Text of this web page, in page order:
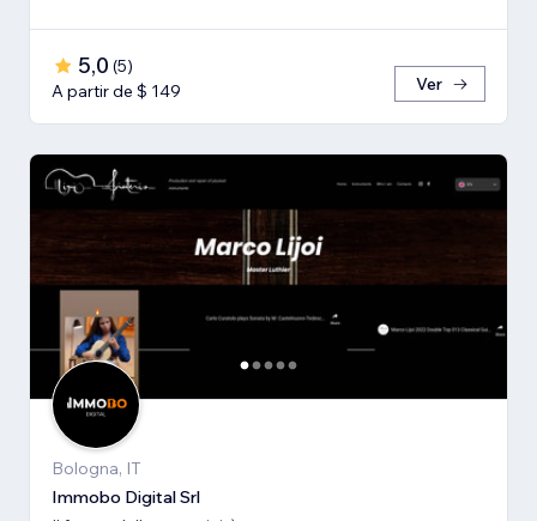
5,0 (5)
A partir de $ 149
Ver
Bologna, IT
Immobo Digital Srl